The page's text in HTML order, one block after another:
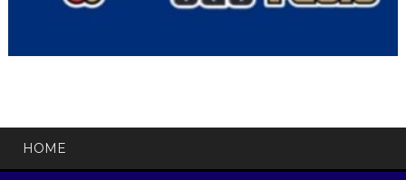
HOME